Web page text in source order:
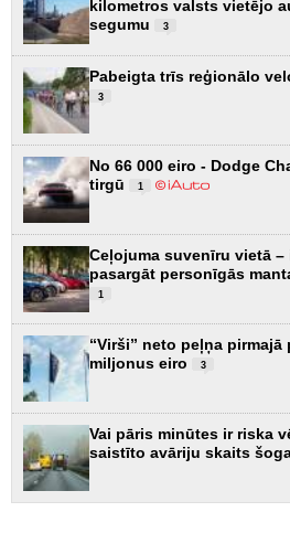
kilometros valsts vietējo
segumu
3
Pabeigta trīs reģionālo
3
No 66 000 eiro - Dodge
tirgū
1
Ceļojuma suvenīru vietā
pasargāt personīgās
1
“Virši” neto peļņa
miljonus eiro
3
Vai pāris minūtes ir riska
saistīto avāriju skaits